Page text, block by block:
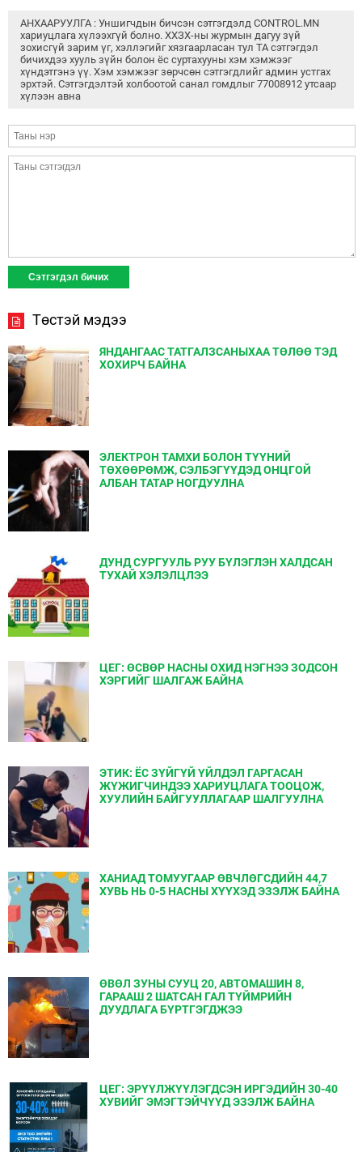
АНХААРУУЛГА : Уншигчдын бичсэн сэтгэгдэлд CONTROL.MN
хариуцлага хүлээхгүй болно. ХХЗХ-ны журмын дагуу зүй
зохисгүй зарим үг, хэллэгийг хязгаарласан тул ТА сэтгэгдэл
бичихдээ хууль зүйн болон ёс суртахууны хэм хэмжээг
хүндэтгэнэ үү. Хэм хэмжээг зөрчсөн сэтгэгдлийг админ устгах
эрхтэй. Сэтгэгдэлтэй холбоотой санал гомдлыг 77008912 утсаар
хүлээн авна
Төстэй мэдээ
ЯНДАНГААС ТАТГАЛЗСАНЫХАА ТӨЛӨӨ ТЭД
ХОХИРЧ БАЙНА
ЭЛЕКТРОН ТАМХИ БОЛОН ТҮҮНИЙ
ТӨХӨӨРӨМЖ, СЭЛБЭГҮҮДЭД ОНЦГОЙ
АЛБАН ТАТАР НОГДУУЛНА
ДУНД СУРГУУЛЬ РУУ БҮЛЭГЛЭН ХАЛДСАН
ТУХАЙ ХЭЛЭЛЦЛЭЭ
ЦЕГ: ӨСВӨР НАСНЫ ОХИД НЭГНЭЭ ЗОДСОН
ХЭРГИЙГ ШАЛГАЖ БАЙНА
ЭТИК: ЁС ЗҮЙГҮЙ ҮЙЛДЭЛ ГАРГАСАН
ЖҮЖИГЧИНДЭЭ ХАРИУЦЛАГА ТООЦОЖ,
ХУУЛИЙН БАЙГУУЛЛАГААР ШАЛГУУЛНА
ХАНИАД ТОМУУГААР ӨВЧЛӨГСДИЙН 44,7
ХУВЬ НЬ 0-5 НАСНЫ ХҮҮХЭД ЭЗЭЛЖ БАЙНА
ӨВӨЛ ЗУНЫ СУУЦ 20, АВТОМАШИН 8,
ГАРААШ 2 ШАТСАН ГАЛ ТҮЙМРИЙН
ДУУДЛАГА БҮРТГЭГДЖЭЭ
ЦЕГ: ЭРҮҮЛЖҮҮЛЭГДСЭН ИРГЭДИЙН 30-40
ХУВИЙГ ЭМЭГТЭЙЧҮҮД ЭЗЭЛЖ БАЙНА